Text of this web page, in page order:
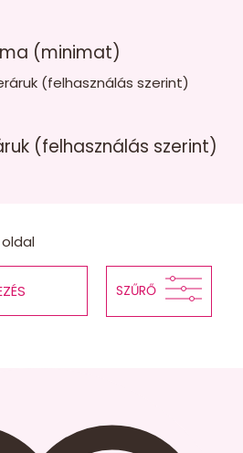
(minimat)
(felhasználás szerint)
SZŰRŐ